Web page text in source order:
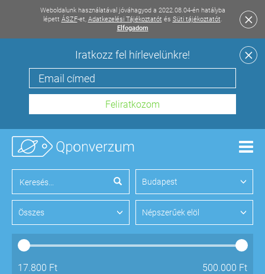
Weboldalunk használatával jóváhagyod a 2022.08.04-én hatályba
lépett ÁSZF-et, Adatkezelési Tájékoztatót és Süti tájékoztatót.
Elfogadom
Iratkozz fel hírlevelünkre!
Budapest
Összes Népszerűek elöl
17.800 Ft 500.000 Ft